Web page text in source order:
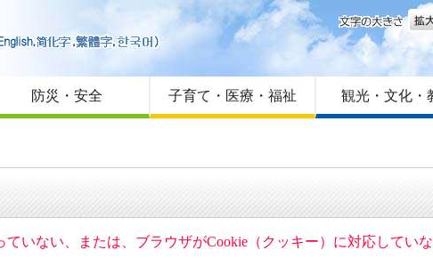
はじめての方へ
Foreign language
サイトマップ
文字
防災・安全 子育て・医療・福祉 観光・文化・
いない、または、ブラウザがCookie（クッキー）に対応してい